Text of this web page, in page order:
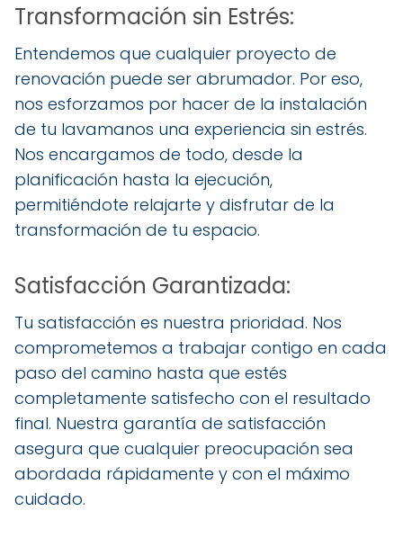
Transformación sin Estrés:
Entendemos que cualquier proyecto de
renovación puede ser abrumador. Por eso,
nos esforzamos por hacer de la instalación
de tu lavamanos una experiencia sin estrés.
Nos encargamos de todo, desde la
planificación hasta la ejecución,
permitiéndote relajarte y disfrutar de la
transformación de tu espacio.
Satisfacción Garantizada:
Tu satisfacción es nuestra prioridad. Nos
comprometemos a trabajar contigo en cada
paso del camino hasta que estés
completamente satisfecho con el resultado
final. Nuestra garantía de satisfacción
asegura que cualquier preocupación sea
abordada rápidamente y con el máximo
cuidado.